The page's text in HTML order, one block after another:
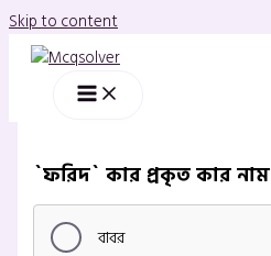
Skip to content
`ফরিদ` কার প্রকৃত কার নাম
বাবর